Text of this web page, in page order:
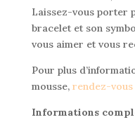
Laissez-vous porter
bracelet et son
vous aimer et vous
Pour plus
mousse,rendez-vous
Informations